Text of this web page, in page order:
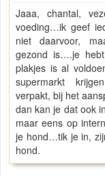
Jaaa, chantal,
voeding…ik geef
niet daarvoor,
gezond is….je
plakjes is al
supermarkt
verpakt, bij het
dan kan je dat ook
maar eens op
je hond…tik je in,
hond.